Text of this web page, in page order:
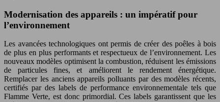
Modernisation des appareils : un impératif pour
l’environnement
Les avancées technologiques ont permis de créer des poêles à bois
de plus en plus performants et respectueux de l’environnement. Les
nouveaux modèles optimisent la combustion, réduisent les émissions
de particules fines, et améliorent le rendement énergétique.
Remplacer les anciens appareils polluants par des modèles récents,
certifiés par des labels de performance environnementale tels que
Flamme Verte, est donc primordial. Ces labels garantissent que les